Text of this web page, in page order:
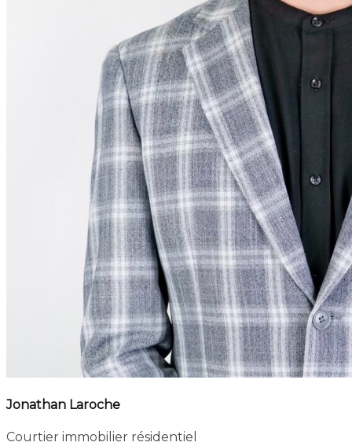
Jonathan Laroche
Courtier immobilier résidentiel